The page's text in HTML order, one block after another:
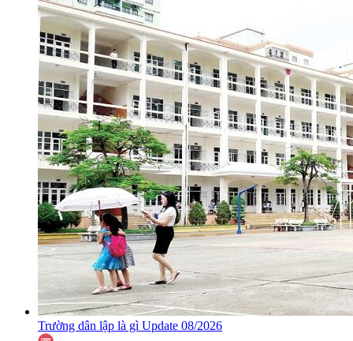
Trường dân lập là gì Update 08/2026